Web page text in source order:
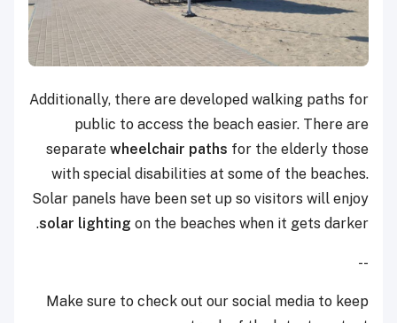
Additionally, there are developed walking paths for
public to access the beach easier. There are
separate wheelchair paths for the elderly those
with special disabilities at some of the beaches.
Solar panels have been set up so visitors will enjoy
solar lighting on the beaches when it gets darker.
--
Make sure to check out our social media to keep